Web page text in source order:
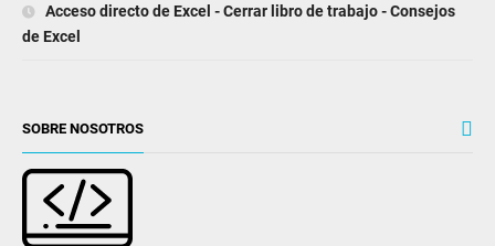
Acceso directo de Excel - Cerrar libro de trabajo - Consejos
de Excel
SOBRE NOSOTROS